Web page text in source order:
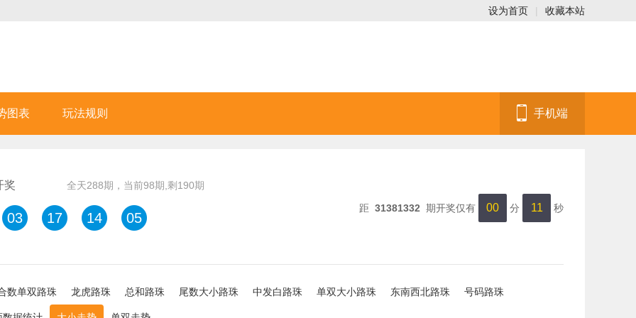
设为首页 | 收藏本站
图表 玩法规则 手机端
奖 全天288期，当前98期,剩 190期
03 17 14 05
距 31381332 期开奖仅有 00 分 11 秒
数单双路珠 龙虎路珠 总和路珠 尾数大小路珠 中发白路珠 单双大小路珠 东南西北路珠 号码路珠